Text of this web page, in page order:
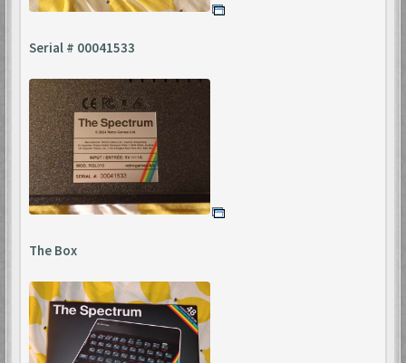
Serial # 00041533
The Box